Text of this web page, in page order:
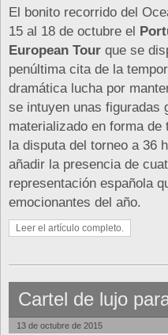
El bonito recorrido del
15 al 18 de octubre el
European Tour que se
penúltima cita de la
dramática lucha por
se intuyen unas figuradas
materializado en forma
la disputa del torneo a 36
añadir la presencia de
representación española
emocionantes del año.
Leer el artículo completo.
Cartel de lujo
13 de octubre de 2015